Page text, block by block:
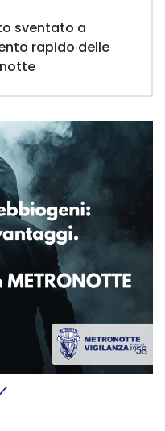
sventato a
rapido delle